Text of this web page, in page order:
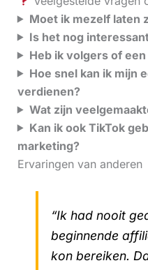
Moet ik mezelf laten
Is het nog
Heb ik volgers of
Hoe snel kan ik mijn
verdienen?
Wat zijn
Kan ik ook TikTok
marketing?
Ervaringen van anderen
“Ik had nooit
beginnende
kon bereiken.